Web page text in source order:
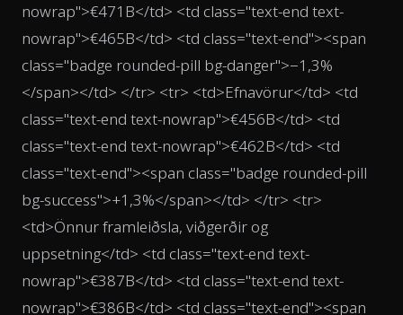
nowrap">€471B</td> <td class="text-end text-
nowrap">€465B</td> <td class="text-end"><span
class="badge rounded-pill bg-danger">−1,3%
</span></td> </tr> <tr> <td>Efnavörur</td> <td
class="text-end text-nowrap">€456B</td> <td
class="text-end text-nowrap">€462B</td> <td
class="text-end"><span class="badge rounded-pill
bg-success">+1,3%</span></td> </tr> <tr>
<td>Önnur framleiðsla, viðgerðir og
uppsetning</td> <td class="text-end text-
nowrap">€387B</td> <td class="text-end text-
nowrap">€386B</td> <td class="text-end"><span